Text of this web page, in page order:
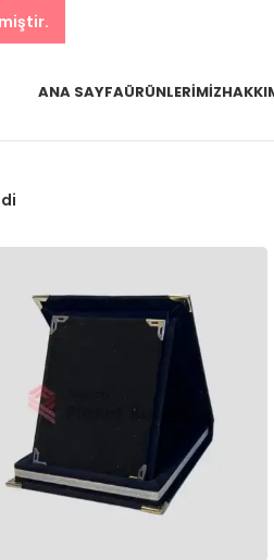
ANA SAYFAÜRÜNLERIMIZ